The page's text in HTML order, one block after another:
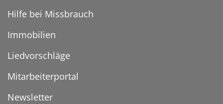
Hilfe bei Missbrauch
Immobilien
Liedvorschläge
Mitarbeiterportal
Newsletter